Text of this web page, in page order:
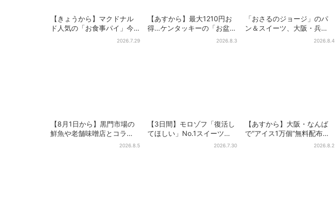
【きょうから】マクドナル
ド人気の「お食事パイ」今
年も登場、熱々とろ～り夏
2026.7.29
【あすから】最大1210円お
得…ケンタッキーの「お盆パ
ック」、2週間だけ！数量限
2026.8.3
「おさるのジョージ」のパ
ン＆スイーツ、大阪・兵
庫・京都限定で【きょうか
2026.8.4
【8月1日から】黒門市場の
鮮魚や老舗味噌店とコラ
ボ、大阪・なんばのホテル
2026.8.5
【3日間】モロゾフ「復活し
てほしい」No.1スイーツ、2
万3865票から選ばれた名作
2026.7.30
【あすから】大阪・なんば
で“アイス1万個”無料配布…2
日間限定で、ロッテの人気
2026.8.2